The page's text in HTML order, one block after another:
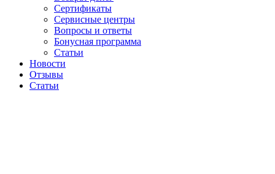
Сертификаты
Сервисные центры
Вопросы и ответы
Бонусная программа
Статьи
Новости
Отзывы
Статьи